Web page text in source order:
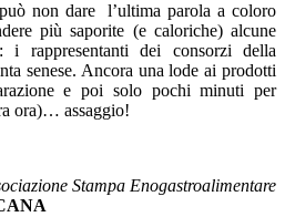
non dare l’ultima parola a coloro
più saporite (e caloriche) alcune
i rappresentanti dei consorzi della
senese. Ancora una lode ai prodotti
e poi solo pochi minuti per
ora)… assaggio!
Stampa Enogastroalimentare